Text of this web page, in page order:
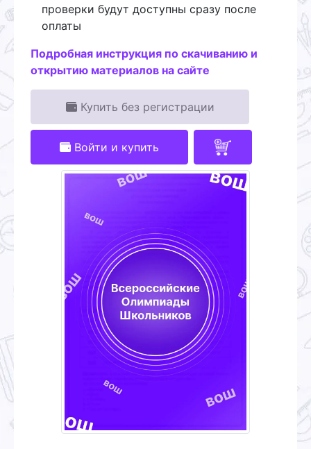
проверки будут доступны сразу после
оплаты
Подробная инструкция по скачиванию и
открытию материалов на сайте
Купить без регистрации
Войти и купить